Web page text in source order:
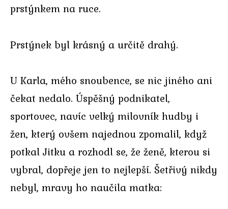
prstýnkem na ruce.
Prstýnek byl krásný a určitě drahý.
U Karla, mého snoubence, se nic jiného ani
čekat nedalo. Úspěšný podnikatel,
sportovec, navíc velký milovník hudby i
žen, který ovšem najednou zpomalil, když
potkal Jitku a rozhodl se, že ženě, kterou si
vybral, dopřeje jen to nejlepší. Šetřivý nikdy
nebyl, mravy ho naučila matka: